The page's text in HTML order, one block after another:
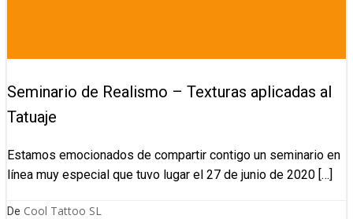
Seminario de Realismo – Texturas aplicadas al
Tatuaje
Estamos emocionados de compartir contigo un seminario en
línea muy especial que tuvo lugar el 27 de junio de 2020 […]
De Cool Tattoo SL